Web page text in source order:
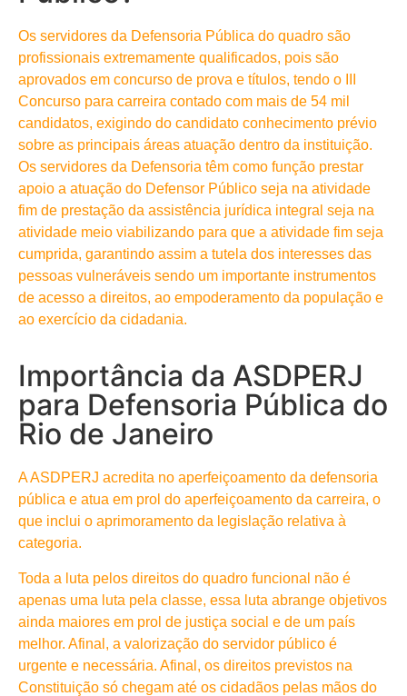
Os servidores da Defensoria Pública do quadro são
profissionais extremamente qualificados, pois são
aprovados em concurso de prova e títulos, tendo o III
Concurso para carreira contado com mais de 54 mil
candidatos, exigindo do candidato conhecimento prévio
sobre as principais áreas atuação dentro da instituição.
Os servidores da Defensoria têm como função prestar
apoio a atuação do Defensor Público seja na atividade
fim de prestação da assistência jurídica integral seja na
atividade meio viabilizando para que a atividade fim seja
cumprida, garantindo assim a tutela dos interesses das
pessoas vulneráveis sendo um importante instrumentos
de acesso a direitos, ao empoderamento da população e
ao exercício da cidadania.
Importância da ASDPERJ
para Defensoria Pública do
Rio de Janeiro
A ASDPERJ acredita no aperfeiçoamento da defensoria
pública e atua em prol do aperfeiçoamento da carreira, o
que inclui o aprimoramento da legislação relativa à
categoria.
Toda a luta pelos direitos do quadro funcional não é
apenas uma luta pela classe, essa luta abrange objetivos
ainda maiores em prol de justiça social e de um país
melhor. Afinal, a valorização do servidor público é
urgente e necessária. Afinal, os direitos previstos na
Constituição só chegam até os cidadãos pelas mãos do